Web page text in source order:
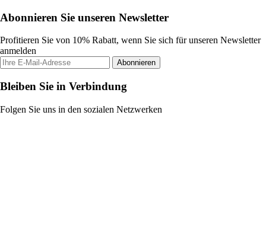
Abonnieren Sie unseren Newsletter
Profitieren Sie von 10% Rabatt, wenn Sie sich für unseren Newsletter
anmelden
Abonnieren
Bleiben Sie in Verbindung
Folgen Sie uns in den sozialen Netzwerken